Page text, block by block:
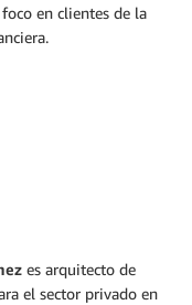
en clientes de la
es arquitecto de
el sector privado en